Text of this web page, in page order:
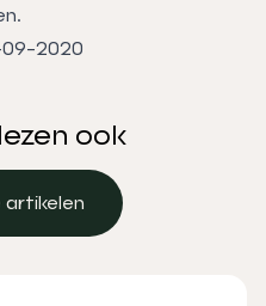
09-2020
ook
artikelen